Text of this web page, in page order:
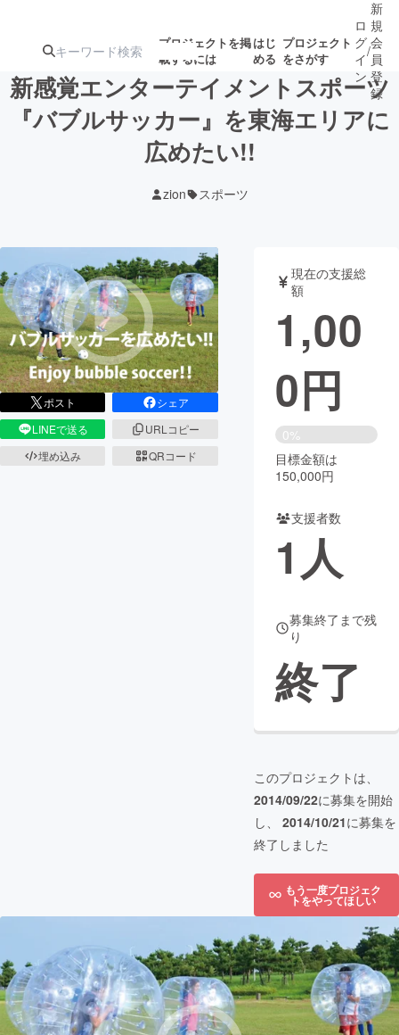
プロジェクトを掲
載するには
はじ
める
プロジェクト
をさがす
注目の新着プロ 募集終了が近いプ
テクノロジー・ガジェット
映像・映画 書籍・雑誌
ビジネス・起業 チャレンジ
まちづくり・地域活性化
CAMPFIRE Creation
コミュニティ
ロ
グ
イ
ン
/
新
規
会
員
登
録
新感覚エンターテイメントスポーツ
『バブルサッカー』を東海エリアに
広めたい!!
zion スポーツ
ポスト
シェア
LINEで送る
URLコピー
埋め込み
QRコード
現在の支援総
額
1,00
0円
0%
目標金額は
150,000円
支援者数
1人
募集終了まで残
り
終了
このプロジェクトは、
2014/09/22に募集を開始
し、 2014/10/21に募集を
終了しました
もう一度プロジェク
トをやってほしい